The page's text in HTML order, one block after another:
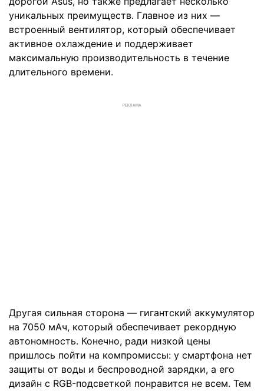
уникальных преимуществ. Главное из них —
встроенный вентилятор, который обеспечивает
активное охлаждение и поддерживает
максимальную производительность в течение
длительного времени.
РЕКЛАМА
Другая сильная сторона — гигантский аккумулятор
на 7050 мАч, который обеспечивает рекордную
автономность. Конечно, ради низкой цены
пришлось пойти на компромиссы: у смартфона нет
защиты от воды и беспроводной зарядки, а его
дизайн с RGB-подсветкой понравится не всем. Тем